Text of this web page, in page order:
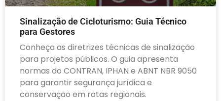
Sinalização de Cicloturismo: Guia Técnico
para Gestores
Conheça as diretrizes técnicas de sinalização
para projetos públicos. O guia apresenta
normas do CONTRAN, IPHAN e ABNT NBR 9050
para garantir segurança jurídica e
conservação em rotas regionais.